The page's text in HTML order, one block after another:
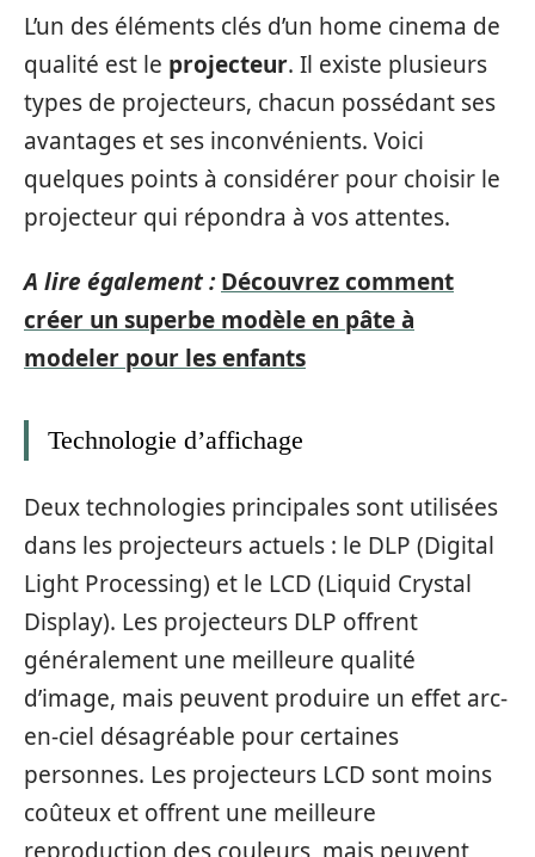
L’un des éléments clés d’un home cinema de
qualité est le projecteur. Il existe plusieurs
types de projecteurs, chacun possédant ses
avantages et ses inconvénients. Voici
quelques points à considérer pour choisir le
projecteur qui répondra à vos attentes.
A lire également : Découvrez comment
créer un superbe modèle en pâte à
modeler pour les enfants
Technologie d’affichage
Deux technologies principales sont utilisées
dans les projecteurs actuels : le DLP (Digital
Light Processing) et le LCD (Liquid Crystal
Display). Les projecteurs DLP offrent
généralement une meilleure qualité
d’image, mais peuvent produire un effet arc-
en-ciel désagréable pour certaines
personnes. Les projecteurs LCD sont moins
coûteux et offrent une meilleure
reproduction des couleurs, mais peuvent